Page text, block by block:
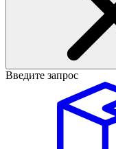
Введите запрос